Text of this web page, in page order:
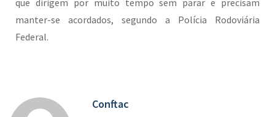
que dirigem por muito tempo sem parar e precisam
manter-se acordados, segundo a Polícia Rodoviária
Federal.
Conftac